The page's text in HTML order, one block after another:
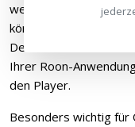
werden von der
können ohne
Der UDP800 MKII
Ihrer Roon-
den Player.
Besonders wichtig